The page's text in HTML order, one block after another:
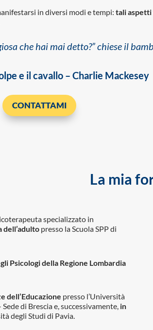
in diversi modi e tempi:tali aspetti
che hai mai detto?” chiese il
e il cavallo – Charlie Mackesey
CONTATTAMI
La mia
specializzato in
dell’adulto presso la Scuola SPP di
Psicologi della Regione Lombardia
dell’Educazione presso l’Università
di Brescia e, successivamente, in
degli Studi di Pavia.